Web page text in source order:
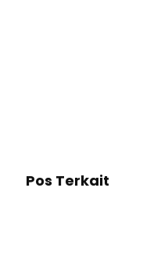
Pos Terkait